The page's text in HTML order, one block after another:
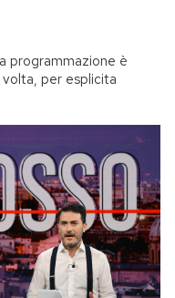
programmazione è
per esplicita